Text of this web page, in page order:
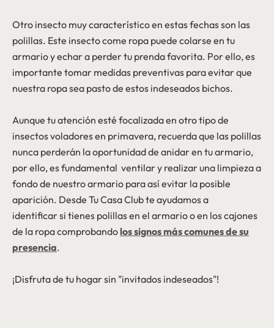
Otro insecto muy característico en estas fechas son las
polillas. Este insecto come ropa puede colarse en tu
armario y echar a perder tu prenda favorita. Por ello, es
importante tomar medidas preventivas para evitar que
nuestra ropa sea pasto de estos indeseados bichos.
Aunque tu atención esté focalizada en otro tipo de
insectos voladores en primavera, recuerda que las polillas
nunca perderán la oportunidad de anidar en tu armario,
por ello, es fundamental ventilar y realizar una limpieza a
fondo de nuestro armario para así evitar la posible
aparición. Desde Tu Casa Club te ayudamos a
identificar si tienes polillas en el armario o en los cajones
de la ropa comprobando los signos más comunes de su
presencia.
¡Disfruta de tu hogar sin "invitados indeseados"!